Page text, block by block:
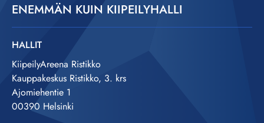
ENEMMÄN KUIN KIIPEILYHALLI
HALLIT
KiipeilyAreena Ristikko
Kauppakeskus Ristikko, 3. krs
Ajomiehentie 1
00390 Helsinki